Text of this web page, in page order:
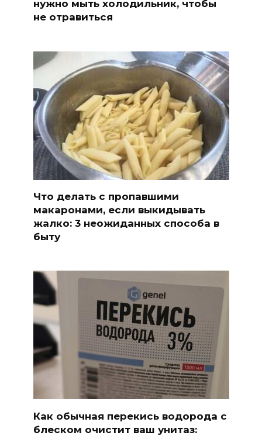
нужно мыть холодильник, чтобы
не отравиться
Что делать с пропавшими
макаронами, если выкидывать
жалко: 3 неожиданных способа в
быту
Как обычная перекись водорода с
блеском очистит ваш унитаз: